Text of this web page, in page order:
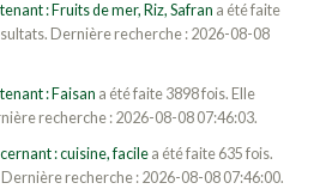
: Fruits de mer, Riz, Safran a été faite
Dernière recherche : 2026-08-08
: Faisan a été faite 3898 fois. Elle
recherche : 2026-08-08 07:46:03.
: cuisine, facilea été faite 635 fois.
recherche : 2026-08-08 07:46:00.